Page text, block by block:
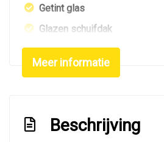
Getint glas
Glazen schuifdak
Kleur wit
Koplampreiniging
Led koplampen
Meer informatie
Beschrijving